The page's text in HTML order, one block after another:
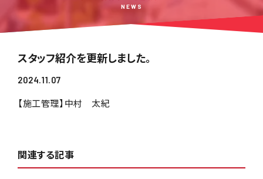
NEWS
スタッフ紹介を更新しました。
2024.11.07
【施工管理】中村 太紀
関連する記事